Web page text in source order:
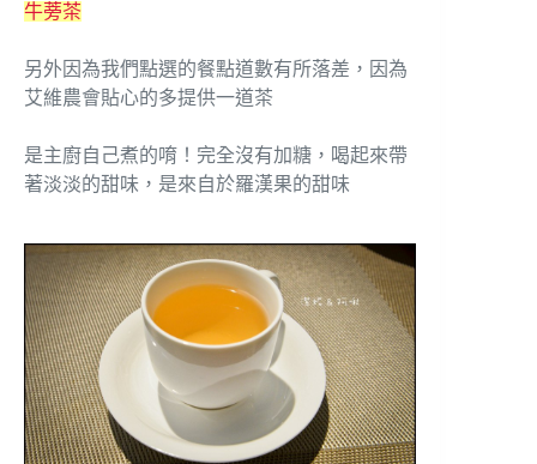
牛蒡茶
另外因為我們點選的餐點道數有所落差，因為
艾維農會貼心的多提供一道茶
是主廚自己煮的唷！完全沒有加糖，喝起來帶
著淡淡的甜味，是來自於羅漢果的甜味